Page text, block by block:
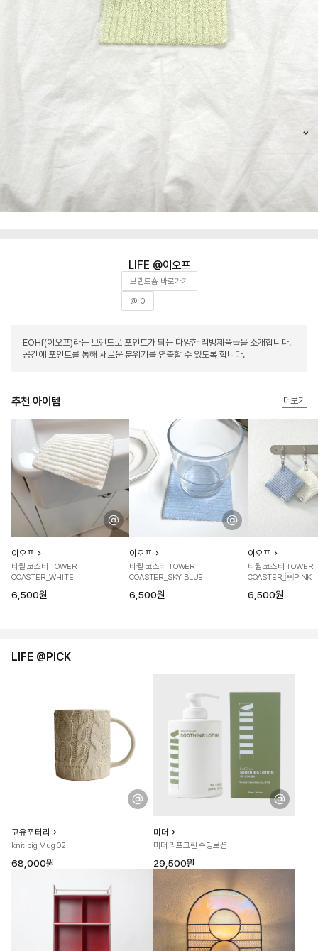
이오프
브랜드숍 바로가기
@ 0
EOHf(이오프)라는 브랜드로 포인트가 되는 다양한 리빙제품들을 소개합니다.
공간에 포인트를 통해 새로운 분위기를 연출할 수 있도록 합니다.
추천 아이템 더보기
이오프
타월 코스터 TOWER
COASTER_WHITE
6,500원
이오프
타월 코스터 TOWER
COASTER_SKY BLUE
6,500원
이오프
타월 코스터 TOWER
COASTER_PINK
6,500원
LIFE @PICK
고유포터리
knit big Mug 02
68,000원
미더
미더 리프그린 수딩로션
29,500원